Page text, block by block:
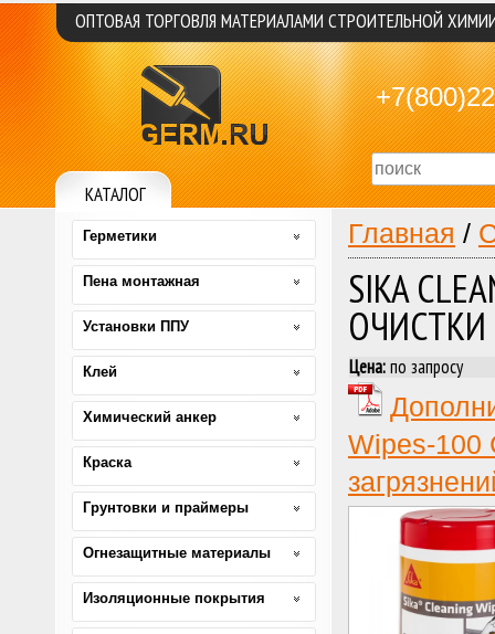
Главная /
SIKA
ОЧИСТКИ
Цена:по запросу
Wipes-100
Герметики
Пена монтажная
Установки ППУ
Клей
Химический анкер
Краска
Грунтовки и праймеры
Огнезащитные материалы
Изоляционные покрытия
ОПТОВАЯ ТОРГОВЛЯ МАТЕРИАЛАМИ СТРОИТЕЛЬНОЙ
КАТАЛОГ